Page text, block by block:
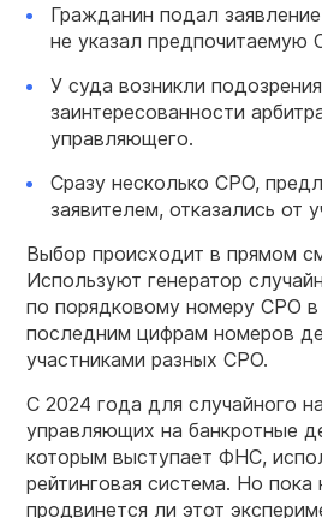
Гражданин подал
не указал предпочитаемую
У суда возникли
заинтересованности
управляющего.
Сразу несколько СРО,
заявителем, отказались от
Выбор происходит в прямом
Используют генератор
по порядковому номеру СРО в
последним цифрам номеров
участниками разных СРО.
С 2024 года для случайного
управляющих на банкротные
которым выступает ФНС,
рейтинговая система. Но пока
продвинется ли этот